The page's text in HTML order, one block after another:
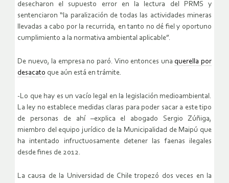
desecharon el supuesto error en la lectura del PRMS y
sentenciaron “la paralización de todas las actividades mineras
llevadas a cabo por la recurrida, en tanto no dé fiel y oportuno
cumplimiento a la normativa ambiental aplicable”.
De nuevo, la empresa no paró. Vino entonces una querella por
desacato que aún está en trámite.
-Lo que hay es un vacío legal en la legislación medioambiental.
La ley no establece medidas claras para poder sacar a este tipo
de personas de ahí –explica el abogado Sergio Zúñiga,
miembro del equipo jurídico de la Municipalidad de Maipú que
ha intentado infructuosamente detener las faenas ilegales
desde fines de 2012.
La causa de la Universidad de Chile tropezó dos veces en la